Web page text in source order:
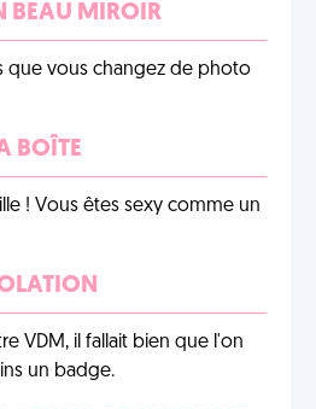
BEAU MIROIR
que vous changez de photo
BOÎTE
! Vous êtes sexy comme un
VDM, il fallait bien que l'on
un badge.